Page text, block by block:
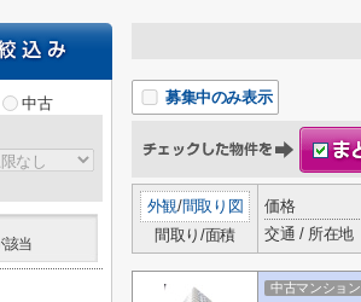
募集中のみ表示
外観/間取り図
間取り/面積
価格
交通 / 所在地
中古マンション
中古
該当